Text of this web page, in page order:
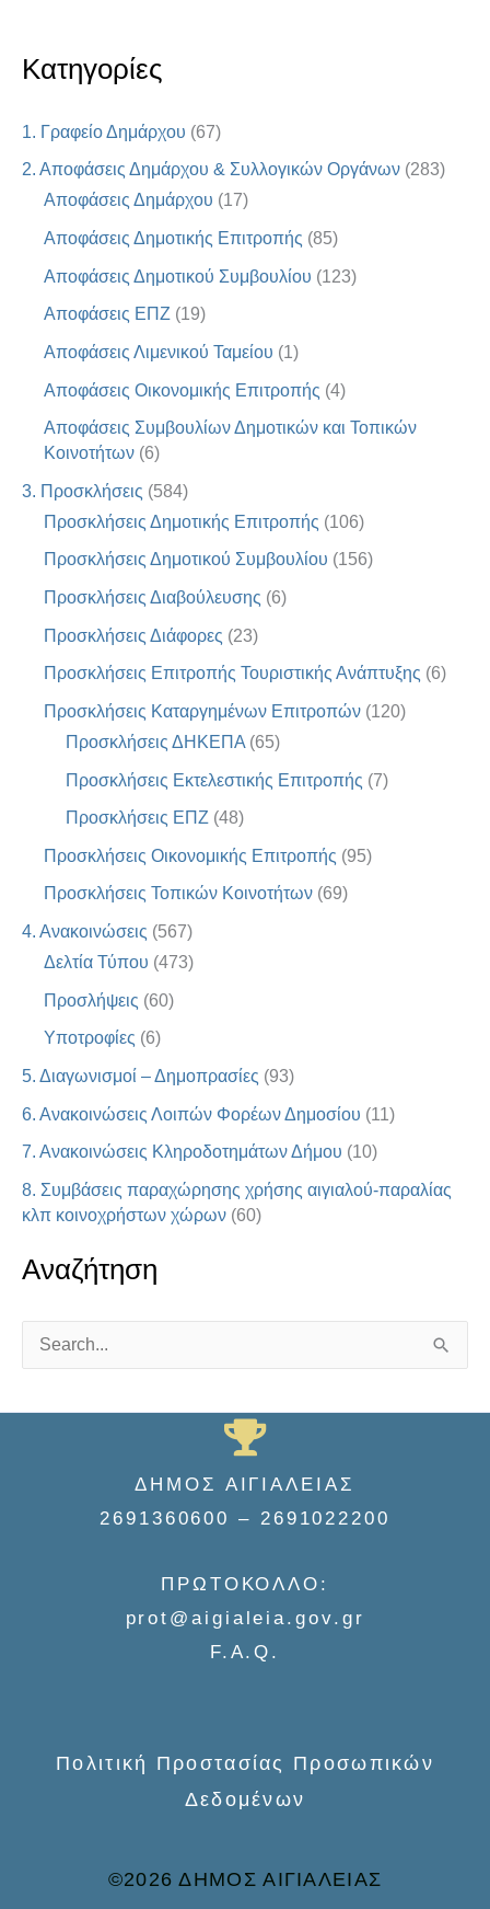
Κατηγορίες
1. Γραφείο Δημάρχου (67)
2. Αποφάσεις Δημάρχου & Συλλογικών Οργάνων (283)
Αποφάσεις Δημάρχου (17)
Αποφάσεις Δημοτικής Επιτροπής (85)
Αποφάσεις Δημοτικού Συμβουλίου (123)
Αποφάσεις ΕΠΖ (19)
Αποφάσεις Λιμενικού Ταμείου (1)
Αποφάσεις Οικονομικής Επιτροπής (4)
Αποφάσεις Συμβουλίων Δημοτικών και Τοπικών
Κοινοτήτων (6)
3. Προσκλήσεις (584)
Προσκλήσεις Δημοτικής Επιτροπής (106)
Προσκλήσεις Δημοτικού Συμβουλίου (156)
Προσκλήσεις Διαβούλευσης (6)
Προσκλήσεις Διάφορες (23)
Προσκλήσεις Επιτροπής Τουριστικής Ανάπτυξης (6)
Προσκλήσεις Καταργημένων Επιτροπών (120)
Προσκλήσεις ΔΗΚΕΠΑ (65)
Προσκλήσεις Εκτελεστικής Επιτροπής (7)
Προσκλήσεις ΕΠΖ (48)
Προσκλήσεις Οικονομικής Επιτροπής (95)
Προσκλήσεις Τοπικών Κοινοτήτων (69)
4. Ανακοινώσεις (567)
Δελτία Τύπου (473)
Προσλήψεις (60)
Υποτροφίες (6)
5. Διαγωνισμοί – Δημοπρασίες (93)
6. Ανακοινώσεις Λοιπών Φορέων Δημοσίου (11)
7. Ανακοινώσεις Κληροδοτημάτων Δήμου (10)
8. Συμβάσεις παραχώρησης χρήσης αιγιαλού-παραλίας
κλπ κοινοχρήστων χώρων (60)
Αναζήτηση
a
ΔΗΜΟΣ ΑΙΓΙΑΛΕΙΑΣ
2691360600 – 2691022200
ΠΡΩΤΟΚΟΛΛΟ:
prot@aigialeia.gov.gr
F.A.Q.
Πολιτική Προστασίας Προσωπικών
Δεδομένων
©2026 ΔΗΜΟΣ ΑΙΓΙΑΛΕΙΑΣ